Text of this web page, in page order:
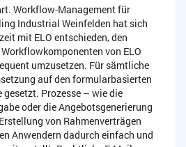
Workflow-Management für
Industrial Weinfelden hat sich
mit ELO entschieden, den
von ELO
umzusetzen. Für sämtliche
auf den formularbasierten
gesetzt. Prozesse – wie die
oder die Angebotsgenerierung
von Rahmenverträgen
Anwendern dadurch einfach und